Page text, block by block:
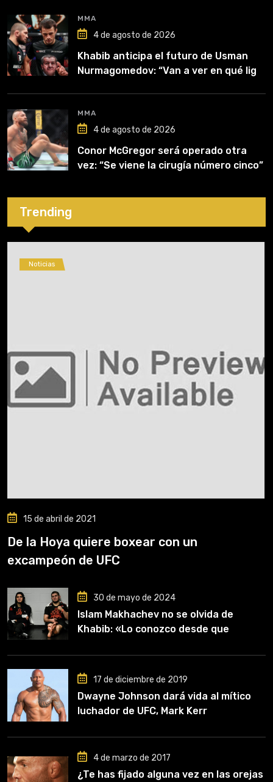
MMA
4 de agosto de 2026
Khabib anticipa el futuro de Usman
Nurmagomedov: “Van a ver en qué liga
MMA
4 de agosto de 2026
Conor McGregor será operado otra
vez: “Se viene la cirugía número cinco”
Trending
Noticias
15 de abril de 2021
De la Hoya quiere boxear con un
excampeón de UFC
30 de mayo de 2024
Islam Makhachev no se olvida de
Khabib: «Lo conozco desde que
clave en mi carrera»
17 de diciembre de 2019
Dwayne Johnson dará vida al mítico
luchador de UFC, Mark Kerr
4 de marzo de 2017
¿Te has fijado alguna vez en las orejas